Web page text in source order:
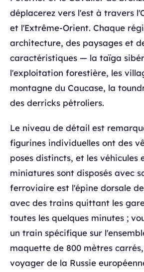
déplacerez vers l'est à travers
et l'Extrême-Orient. Chaque
architecture, des paysages et
caractéristiques — la taïga
l'exploitation forestière, les
montagne du Caucase, la
des derricks pétroliers.
Le niveau de détail est
figurines individuelles ont des
poses distincts, et les véhicules
miniatures sont disposés avec
ferroviaire est l'épine dorsale
avec des trains quittant les
toutes les quelques minutes ;
un train spécifique sur
maquette de 800 mètres
voyager de la Russie